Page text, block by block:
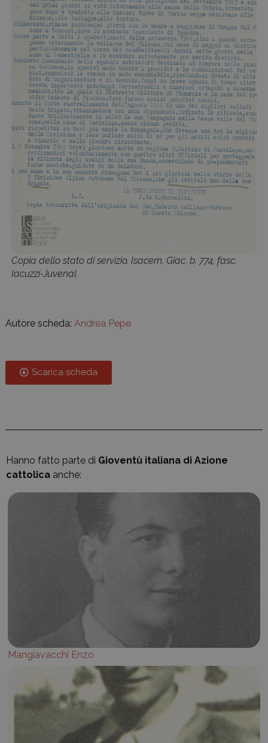
Copia dello stato di servizio. Isacem, Giac, b. 774, fasc.
Iacuzzi-Juvenal
Autore scheda: Andrea Pepe
Scarica scheda
Hanno fatto parte di Gioventù italiana di Azione
cattolica anche:
Mangiavacchi Enzo